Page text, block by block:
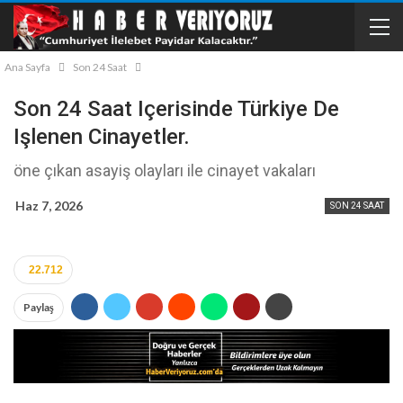
Ana Sayfa Son 24 Saat
Son 24 Saat Içerisinde Türkiye De
Işlenen Cinayetler.
öne çıkan asayiş olayları ile cinayet vakaları
SON 24 SAAT
Haz 7, 2026
22.712
Paylaş